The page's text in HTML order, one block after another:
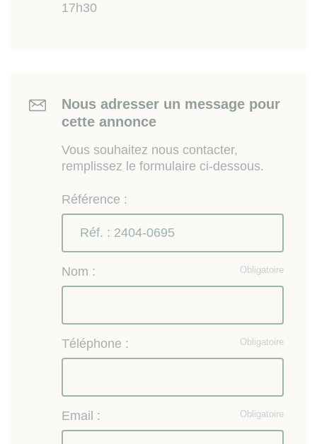
17h30
Nous adresser un message pour
cette annonce
Vous souhaitez nous contacter,
remplissez le formulaire ci-dessous.
Référence :
Obligatoire
Nom :
Obligatoire
Téléphone :
Obligatoire
Email :